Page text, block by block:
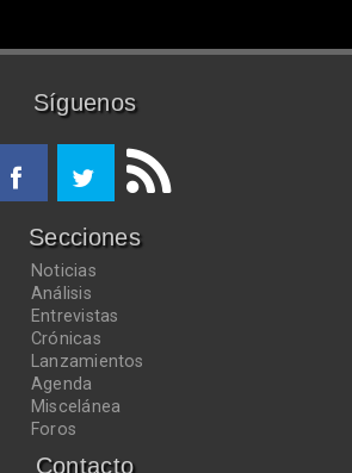
Síguenos
Secciones
Noticias
Análisis
Entrevistas
Crónicas
Lanzamientos
Agenda
Miscelánea
Foros
Contacto